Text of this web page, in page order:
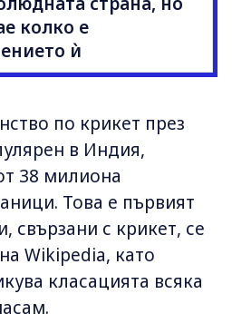
колко е
ѝ
по крикет през
в Индия,
38 милиона
Това е първият
свързани с крикет, се
Wikipedia, като
класацията всяка